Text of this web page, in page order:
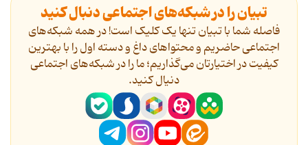
تبیان را در شبکه‌های اجتماعی دنبال کنید
فاصله شما با تبیان تنها یک کلیک است! در همه شبکه‌های
اجتماعی حاضریم و محتواهای داغ و دسته اول را با بهترین
کیفیت در اختیارتان می‌گذاریم؛ ما را در شبکه‌های اجتماعی
دنیال کنید.